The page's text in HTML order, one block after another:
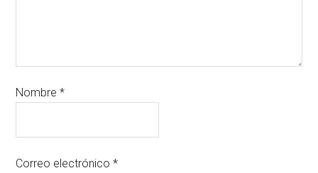
Nombre*
Correo electrónico*